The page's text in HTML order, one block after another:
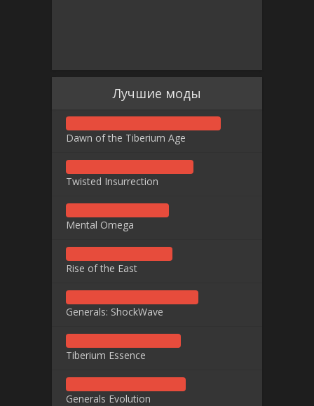
Лучшие моды
Dawn of the Tiberium Age
Twisted Insurrection
Mental Omega
Rise of the East
Generals: ShockWave
Tiberium Essence
Generals Evolution